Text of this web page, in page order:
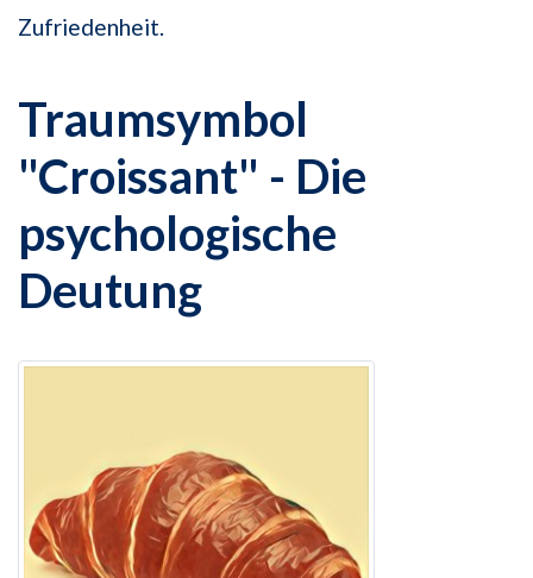
Zufriedenheit.
Traumsymbol
"Croissant" - Die
psychologische
Deutung